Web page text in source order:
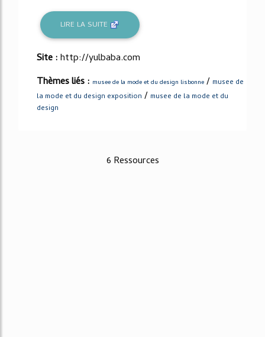
LIRE LA SUITE
Site :http://yulbaba.com
Thèmes liés : musee de la mode et du design lisbonne / musee de
la mode et du design exposition / musee de la mode et du
design
6 Ressources